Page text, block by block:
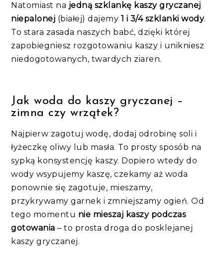
Natomiast na jedną szklankę kaszy gryczanej
niepalonej (białej) dajemy 1 i 3/4 szklanki wody.
To stara zasada naszych babć, dzięki której
zapobiegniesz rozgotowaniu kaszy i unikniesz
niedogotowanych, twardych ziaren.
Jak woda do kaszy gryczanej –
zimna czy wrzątek?
Najpierw zagotuj wodę, dodaj odrobinę soli i
łyżeczkę oliwy lub masła. To prosty sposób na
sypką konsystencję kaszy. Dopiero wtedy do
wody wsypujemy kaszę, czekamy aż woda
ponownie się zagotuje, mieszamy,
przykrywamy garnek i zmniejszamy ogień. Od
tego momentu nie mieszaj kaszy podczas
gotowania – to prosta droga do posklejanej
kaszy gryczanej.